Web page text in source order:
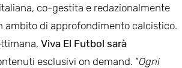
co-gestita e redazionalmente
ambito di approfondimento calcistico.
Viva El Futbol sarà
esclusivi on demand. “Ogni